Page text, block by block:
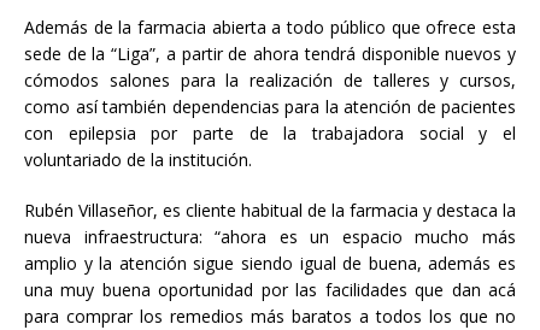
Además de la farmacia abierta a todo público que ofrece esta
sede de la “Liga”, a partir de ahora tendrá disponible nuevos y
cómodos salones para la realización de talleres y cursos,
como así también dependencias para la atención de pacientes
con epilepsia por parte de la trabajadora social y el
voluntariado de la institución.
Rubén Villaseñor, es cliente habitual de la farmacia y destaca la
nueva infraestructura: “ahora es un espacio mucho más
amplio y la atención sigue siendo igual de buena, además es
una muy buena oportunidad por las facilidades que dan acá
para comprar los remedios más baratos a todos los que no